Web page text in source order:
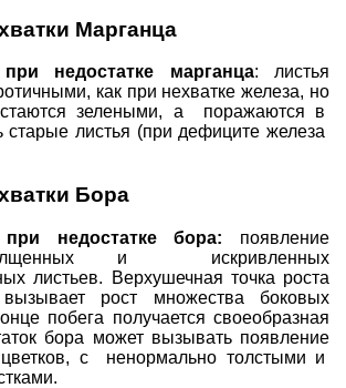
Марганца
недостатке марганца: листья
как при нехватке железа, но
зелеными, а поражаются в
старые листья (при дефиците железа
Бора
недостатке бора: появление
и искривленных
листьев. Верхушечная точка роста
рост множества боковых
побега получается своеобразная
бора может вызывать появление
с ненормально толстыми и